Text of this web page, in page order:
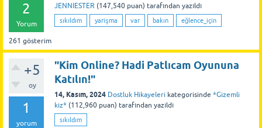
2
Yorum
261 gösterim
JENNIESTER (147,540 puan) tarafından yazıldı
sıkıldım yarişma var bakın eğlence_için
+5
oy
1
yorum
"Kim Online? Hadi Patlıcam Oyununa
Katılın!"
14, Kasım, 2024 Dostluk Hikayeleri kategorisinde *Gizemli
kiz* (112,960 puan) tarafından yazıldı
sıkıldım